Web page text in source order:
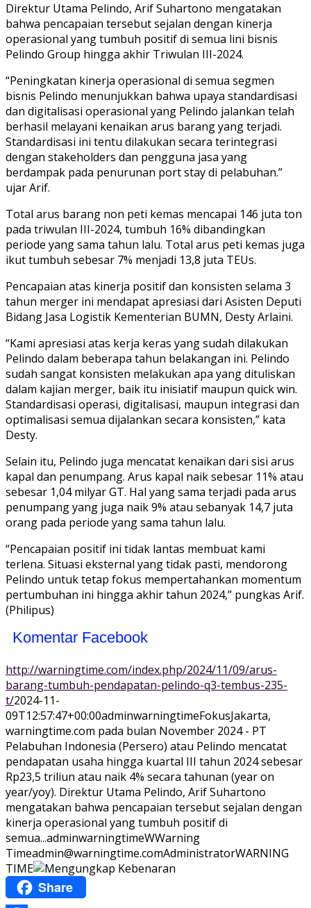
Direktur Utama Pelindo, Arif Suhartono mengatakan
bahwa pencapaian tersebut sejalan dengan kinerja
operasional yang tumbuh positif di semua lini bisnis
Pelindo Group hingga akhir Triwulan III-2024.
“Peningkatan kinerja operasional di semua segmen
bisnis Pelindo menunjukkan bahwa upaya standardisasi
dan digitalisasi operasional yang Pelindo jalankan telah
berhasil melayani kenaikan arus barang yang terjadi.
Standardisasi ini tentu dilakukan secara terintegrasi
dengan stakeholders dan pengguna jasa yang
berdampak pada penurunan port stay di pelabuhan.”
ujar Arif.
Total arus barang non peti kemas mencapai 146 juta ton
pada triwulan III-2024, tumbuh 16% dibandingkan
periode yang sama tahun lalu. Total arus peti kemas juga
ikut tumbuh sebesar 7% menjadi 13,8 juta TEUs.
Pencapaian atas kinerja positif dan konsisten selama 3
tahun merger ini mendapat apresiasi dari Asisten Deputi
Bidang Jasa Logistik Kementerian BUMN, Desty Arlaini.
“Kami apresiasi atas kerja keras yang sudah dilakukan
Pelindo dalam beberapa tahun belakangan ini. Pelindo
sudah sangat konsisten melakukan apa yang dituliskan
dalam kajian merger, baik itu inisiatif maupun quick win.
Standardisasi operasi, digitalisasi, maupun integrasi dan
optimalisasi semua dijalankan secara konsisten,” kata
Desty.
Selain itu, Pelindo juga mencatat kenaikan dari sisi arus
kapal dan penumpang. Arus kapal naik sebesar 11% atau
sebesar 1,04 milyar GT. Hal yang sama terjadi pada arus
penumpang yang juga naik 9% atau sebanyak 14,7 juta
orang pada periode yang sama tahun lalu.
“Pencapaian positif ini tidak lantas membuat kami
terlena. Situasi eksternal yang tidak pasti, mendorong
Pelindo untuk tetap fokus mempertahankan momentum
pertumbuhan ini hingga akhir tahun 2024,” pungkas Arif.
(Philipus)
Komentar Facebook
http://warningtime.com/index.php/2024/11/09/arus-
barang-tumbuh-pendapatan-pelindo-q3-tembus-235-
t/2024-11-
09T12:57:47+00:00adminwarningtimeFokusJakarta,
warningtime.com pada bulan November 2024 - PT
Pelabuhan Indonesia (Persero) atau Pelindo mencatat
pendapatan usaha hingga kuartal III tahun 2024 sebesar
Rp23,5 triliun atau naik 4% secara tahunan (year on
year/yoy). Direktur Utama Pelindo, Arif Suhartono
mengatakan bahwa pencapaian tersebut sejalan dengan
kinerja operasional yang tumbuh positif di
semua...adminwarningtimeWWarning
Timeadmin@warningtime.comAdministratorWARNING
TIME
Share